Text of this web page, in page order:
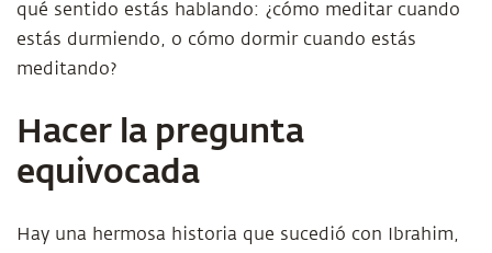
qué sentido estás hablando: ¿cómo meditar cuando
estás durmiendo, o cómo dormir cuando estás
meditando?
Hacer la pregunta
equivocada
Hay una hermosa historia que sucedió con Ibrahim,